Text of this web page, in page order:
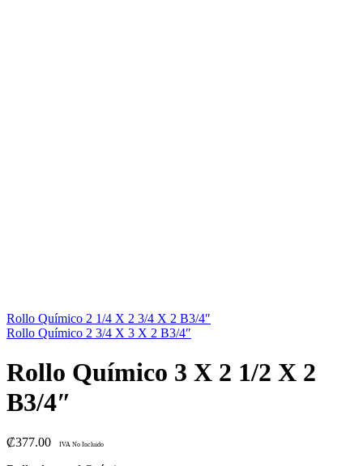
Rollo Químico 2 1/4 X 2 3/4 X 2 B3/4″
Rollo Químico 2 3/4 X 3 X 2 B3/4″
Rollo Químico 3 X 2 1/2 X 2
B3/4″
₡377.00 IVA No Incluido